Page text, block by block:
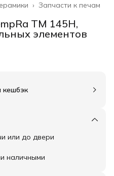
Запчасти к печам
›
TM 145H,
элементов
кешбэк
или до двери
наличными